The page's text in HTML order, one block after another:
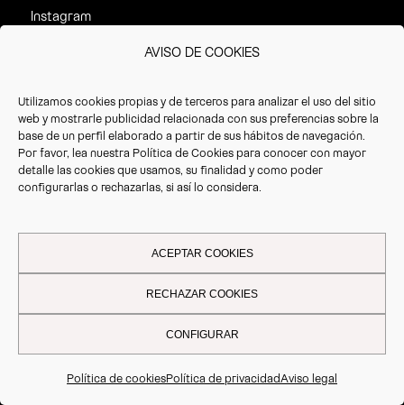
AVISO DE COOKIES
Utilizamos cookies propias y de terceros para analizar el uso del sitio
web y mostrarle publicidad relacionada con sus preferencias sobre la
base de un perfil elaborado a partir de sus hábitos de navegación.
Por favor, lea nuestra Política de Cookies para conocer con mayor
detalle las cookies que usamos, su finalidad y como poder
configurarlas o rechazarlas, si así lo considera.
ACEPTAR COOKIES
RECHAZAR COOKIES
CONFIGURAR
Política de cookiesPolítica de privacidadAviso legal
Instagram
C/ Calasparra nº 2,
P.I. La Polvorista
30500 Molina de Segura
Murcia. España
· Invierno (16/09 – 14/07):
F. +34 968 387 766
info@vrioeurope.com